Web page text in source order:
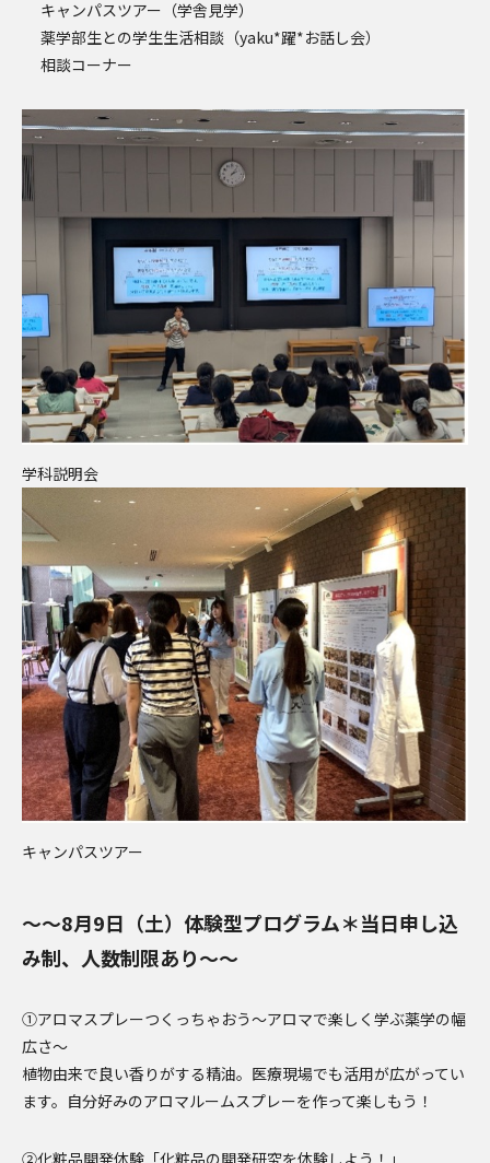
キャンパスツアー（学舎見学）
薬学部生との学生生活相談（yaku*躍*お話し会）
相談コーナー
学科説明会
キャンパスツアー
～～8月9日（土）体験型プログラム＊当日申し込
み制、人数制限あり～～
①アロマスプレーつくっちゃおう～アロマで楽しく学ぶ薬学の幅
広さ～
植物由来で良い香りがする精油。医療現場でも活用が広がってい
ます。自分好みのアロマルームスプレーを作って楽しもう！
②化粧品開発体験「化粧品の開発研究を体験しよう！」